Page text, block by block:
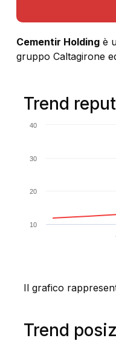
Cementir Holding è
gruppo Caltagirone
Trend
10
20
30
40
Il grafico
Trend